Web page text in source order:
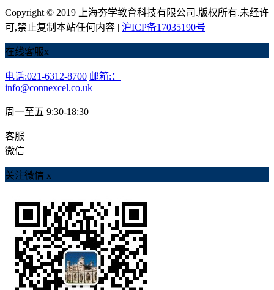
Copyright © 2019 上海夯学教育科技有限公司.版权所有.未经许
可,禁止复制本站任何内容 | 沪ICP备17035190号
在线客服x
电话:021-6312-8700 邮箱:：
info@connexcel.co.uk
周一至五 9:30-18:30
客服
微信
关注微信 x